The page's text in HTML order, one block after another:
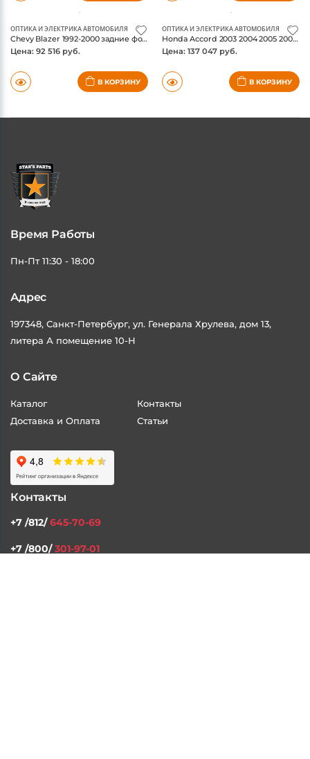
ОПТИКА И ЭЛЕКТРИКА АВТОМОБИЛЯ
Chevy Blazer 1992-2000 задние фонари LED, цвет черный Housing дымчатые Lens Pair, коплект, ANZO USA
Цена: 92 516 руб.
В КОРЗИНУ
ОПТИКА И ЭЛЕКТРИКА АВТОМОБИЛЯ
Honda Accord 2003 2004 2005 2006 2007 задние фонари LED, цвет черный, коплект, ANZO USA
Цена: 137 047 руб.
В КОРЗИНУ
Время Работы
Пн-Пт 11:30 - 18:00
Адрес
197348, Санкт-Петербург, ул. Генерала Хрулева, дом 13,
литера А помещение 10-Н
О Сайте
Каталог
Доставка и Оплата
Контакты
Статьи
Контакты
+7 /812/645-70-69
+7 /800/301-97-01